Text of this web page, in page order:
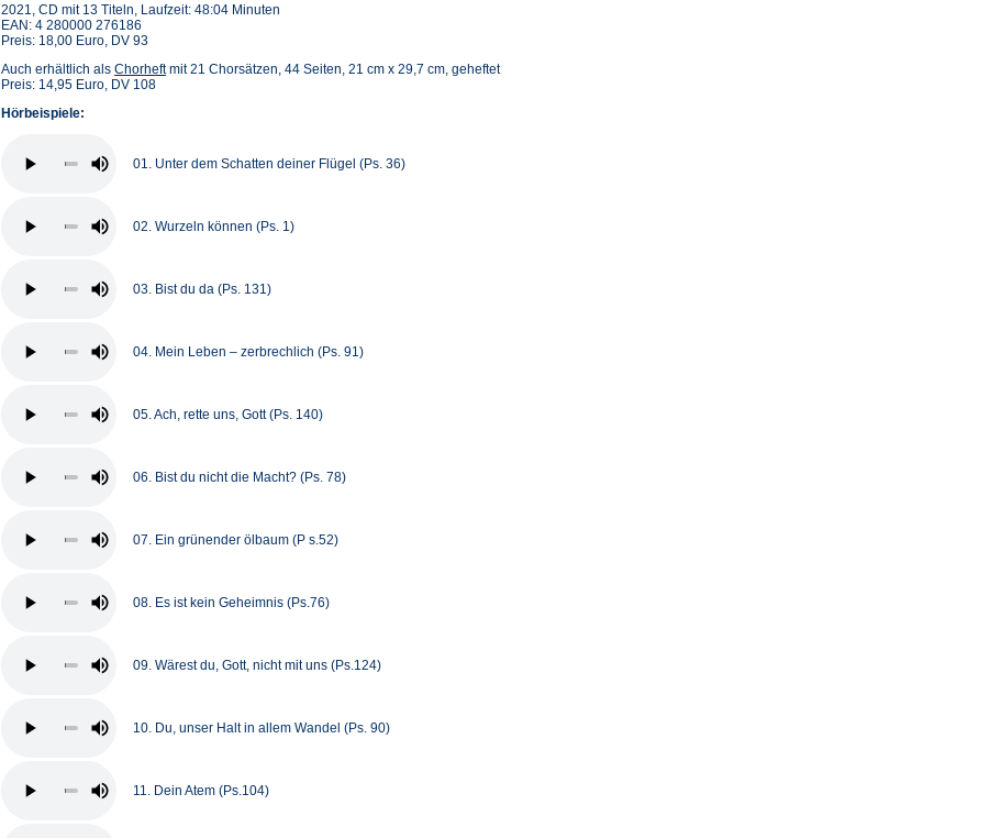
2021, CD mit 13 Titeln, Laufzeit: 48:04 Minuten
EAN: 4 280000 276186
Preis: 18,00 Euro, DV 93
Auch erhältlich als Chorheftmit 21 Chorsätzen, 44 Seiten, 21 cm x 29,7 cm, geheftet
Preis: 14,95 Euro, DV 108
Hörbeispiele:
01. Unter dem Schatten deiner Flügel (Ps. 36)
02. Wurzeln können (Ps. 1)
03. Bist du da (Ps. 131)
04. Mein Leben – zerbrechlich (Ps. 91)
05. Ach, rette uns, Gott (Ps. 140)
06. Bist du nicht die Macht? (Ps. 78)
07. Ein grünender ölbaum (P s.52)
08. Es ist kein Geheimnis (Ps.76)
09. Wärest du, Gott, nicht mit uns (Ps.124)
10. Du, unser Halt in allem Wandel (Ps. 90)
11. Dein Atem (Ps.104)